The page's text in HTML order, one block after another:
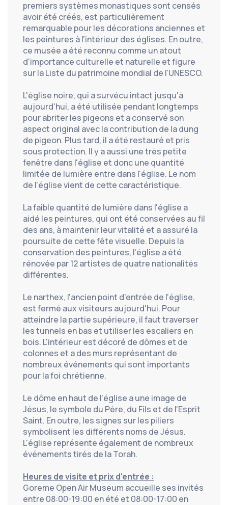
premiers systèmes monastiques sont censés
avoir été créés, est particulièrement
remarquable pour les décorations anciennes et
les peintures à l'intérieur des églises. En outre,
ce musée a été reconnu comme un atout
d'importance culturelle et naturelle et figure
sur la Liste du patrimoine mondial de l'UNESCO.
L'église noire, qui a survécu intact jusqu'à
aujourd'hui, a été utilisée pendant longtemps
pour abriter les pigeons et a conservé son
aspect original avec la contribution de la dung
de pigeon. Plus tard, il a été restauré et pris
sous protection. Il y a aussi une très petite
fenêtre dans l'église et donc une quantité
limitée de lumière entre dans l'église. Le nom
de l'église vient de cette caractéristique.
La faible quantité de lumière dans l'église a
aidé les peintures, qui ont été conservées au fil
des ans, à maintenir leur vitalité et a assuré la
poursuite de cette fête visuelle. Depuis la
conservation des peintures, l'église a été
rénovée par 12 artistes de quatre nationalités
différentes.
Le narthex, l'ancien point d'entrée de l'église,
est fermé aux visiteurs aujourd'hui. Pour
atteindre la partie supérieure, il faut traverser
les tunnels en bas et utiliser les escaliers en
bois. L'intérieur est décoré de dômes et de
colonnes et a des murs représentant de
nombreux événements qui sont importants
pour la foi chrétienne.
Le dôme en haut de l'église a une image de
Jésus, le symbole du Père, du Fils et de l'Esprit
Saint. En outre, les signes sur les piliers
symbolisent les différents noms de Jésus.
L'église représente également de nombreux
événements tirés de la Torah.
Heures de visite et prix d'entrée :
Goreme Open Air Museum accueille ses invités
entre 08:00-19:00 en été et 08:00-17:00 en